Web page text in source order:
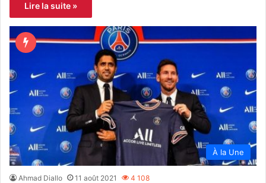
Lire la suite »
À la Une
Ahmad Diallo 11 août 2021 4 108